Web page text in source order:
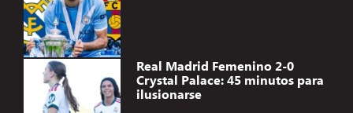
Real Madrid Femenino 2-0
Crystal Palace: 45 minutos para
ilusionarse